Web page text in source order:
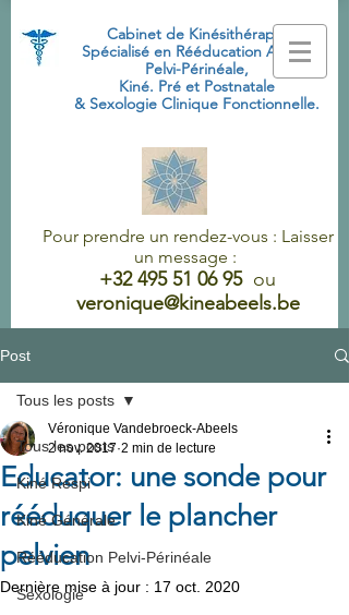
Cabinet de Kinésithérapie
Spécialisé en Rééducation Abdo-
Pelvi-Périnéale,
Kiné. Pré et Postnatale
& Sexologie Clinique Fonctionnelle.
Pour prendre un rendez-vous : Laisser
un message :
+32 495 51 06 95 ou
veronique@kineabeels.be
Post
Tous les posts
Kiné Respi
Kiné Générale
Rééducation Pelvi-Périnéale
Sexologie
Tous les posts
Educator: une sonde pour
rééduquer le plancher
pelvien
Véronique Vandebroeck-Abeels
2 nov. 2017 2 min de lecture
Dernière mise à jour : 17 oct. 2020